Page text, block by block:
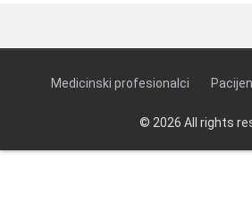
Medicinski profesionalci
© 2026 All rights